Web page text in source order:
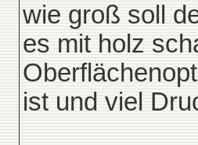
wie groß soll
es mit holz
ist und viel